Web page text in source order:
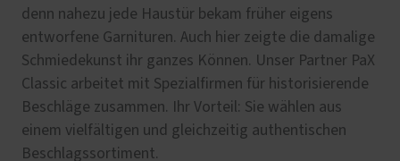
denn nahezu jede Haustür bekam früher eigens
entworfene Garnituren. Auch hier zeigte die damalige
Schmiedekunst ihr ganzes Können. Unser Partner PaX
Classic arbeitet mit Spezialfirmen für historisierende
Beschläge zusammen. Ihr Vorteil: Sie wählen aus
einem vielfältigen und gleichzeitig authentischen
Beschlagssortiment.